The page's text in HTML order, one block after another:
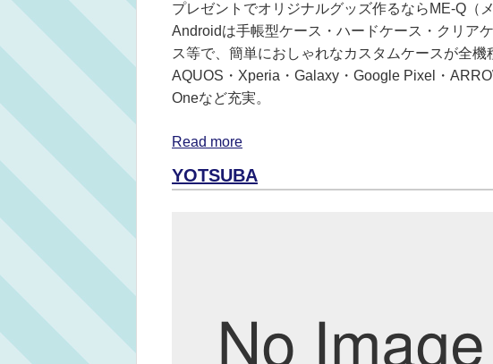
プレゼントでオリジナルグッズ作るならME-Q（
Androidは手帳型ケース・ハードケース・クリア
ス等で、簡単におしゃれなカスタムケースが全機
AQUOS・Xperia・Galaxy・Google Pixel・
Oneなど充実。
Read more
YOTSUBA